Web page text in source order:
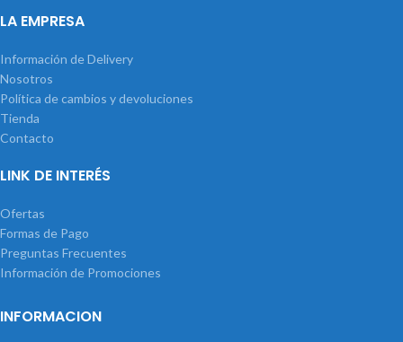
LA EMPRESA
Información de Delivery
Nosotros
Política de cambios y devoluciones
Tienda
Contacto
LINK DE INTERÉS
Ofertas
Formas de Pago
Preguntas Frecuentes
Información de Promociones
INFORMACION